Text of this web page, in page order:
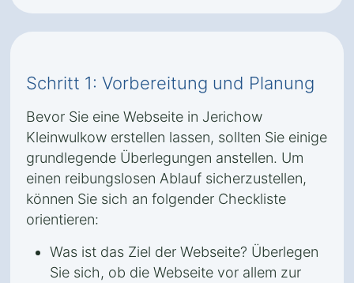
Schritt 1: Vorbereitung und Planung
Bevor Sie eine Webseite in Jerichow
Kleinwulkow erstellen lassen, sollten Sie einige
grundlegende Überlegungen anstellen. Um
einen reibungslosen Ablauf sicherzustellen,
können Sie sich an folgender Checkliste
orientieren:
Was ist das Ziel der Webseite? Überlegen
Sie sich, ob die Webseite vor allem zur